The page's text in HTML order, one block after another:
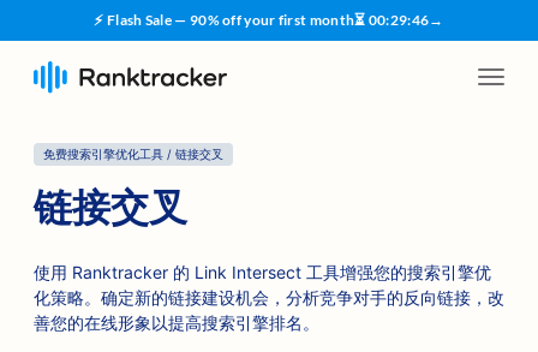
⚡ Flash Sale — 90% off your first month⏳ 00:29:46→
免费搜索引擎优化工具 / 链接交叉
链接交叉
使用 Ranktracker 的 Link Intersect 工具增强您的搜索引擎优
化策略。确定新的链接建设机会，分析竞争对手的反向链接，改
善您的在线形象以提高搜索引擎排名。